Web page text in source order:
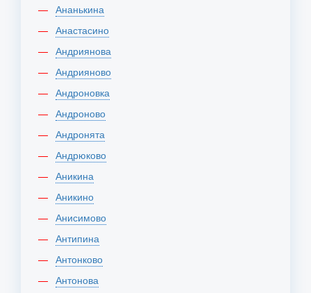
Ананькина
Анастасино
Андриянова
Андрияново
Андроновка
Андроново
Андронята
Андрюково
Аникина
Аникино
Анисимово
Антипина
Антонково
Антонова